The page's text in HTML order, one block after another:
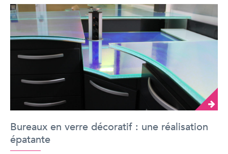
Bureaux en verre décoratif : une réalisation
épatante